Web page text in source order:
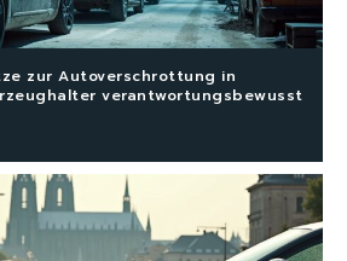
zur Autoverschrottung in
verantwortungsbewusst